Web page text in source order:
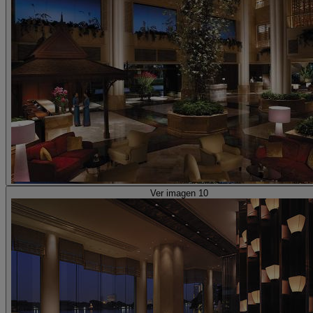
Ver imagen 10